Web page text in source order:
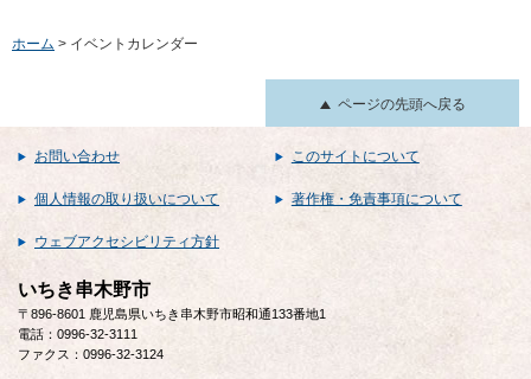
ホーム > イベントカレンダー
ページの先頭へ戻る
お問い合わせ このサイトについて
個人情報の取り扱いについて 著作権・免責事項について
ウェブアクセシビリティ方針
いちき串木野市
〒896-8601 鹿児島県いちき串木野市昭和通133番地1
電話：0996-32-3111
ファクス：0996-32-3124